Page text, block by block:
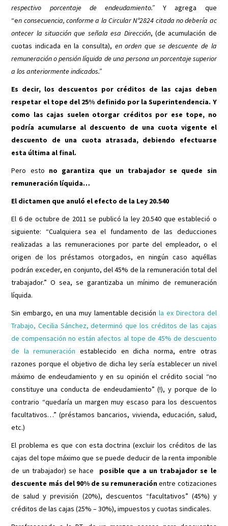
respectivo porcentaje de endeudamiento.” Y agrega que
“en consecuencia, conformea la CircularN°2824 citada nodebería ac
ontecer la situación que señala esa Dirección, (de acumulación de
cuotas indicada en la consulta), en orden que se descuente de la
remuneración o pensión líquida de una persona un porcentaje superior
a los anteriormente indicados.”
Es decir, los descuentos por créditos de las cajas deben
respetar el tope del 25% definido por la Superintendencia. Y
como las cajas suelen otorgar créditos por ese tope, no
podría acumularse al descuento de una cuota vigente el
descuento de una cuota atrasada, debiendo efectuarse
esta última al final.
Pero esto no garantiza que un trabajador se quede sin
remuneración líquida…
El dictamen que anuló el efecto de la Ley 20.540
El 6 de octubre de 2011 se publicó la ley 20.540 que estableció o
siguiente: “Cualquiera sea el fundamento de las deducciones
realizadas a las remuneraciones por parte del empleador, o el
origen de los préstamos otorgados, en ningún caso aquéllas
podrán exceder, en conjunto, del 45% de la remuneración total del
trabajador.” O sea, se garantizaba un mínimo de remuneración
líquida.
Sin embargo, en una muy lamentable decisiónla ex Directora del
Trabajo, Cecilia Sánchez, determinó que los créditos de las cajas
de compensación no están afectos al tope de 45% de descuento
de la remuneración establecido en dicha norma, entre otras
razones porque el objetivo de dicha ley sería establecer un nivel
máximo de endeudamiento y en su opinión el crédito social “no
constituye una conducta de endeudamiento” (!), y porque de lo
contrario “quedaría un margen muy escaso para los descuentos
facultativos…” (préstamos bancarios, vivienda, educación, salud,
etc.)
El problema es que con esta doctrina (excluir los créditos de las
cajas del tope máximo que se puede deducir de la renta imponible
de un trabajador) se hace posible que a un trabajador se le
descuente más del 90% de su remuneraciónentre cotizaciones
de salud y previsión (20%), descuentos “facultativos” (45%) y
créditos de las cajas (25% – 30%), impuestos y cuotas sindicales.